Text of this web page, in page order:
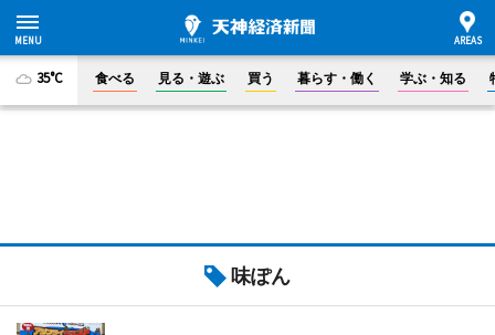
35°C 食べる 見る・遊ぶ 買う 暮らす・働く 学ぶ・知る
味ぽん